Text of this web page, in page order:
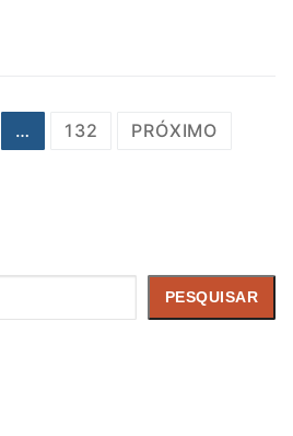
… 132 PRÓXIMO
PESQUISAR